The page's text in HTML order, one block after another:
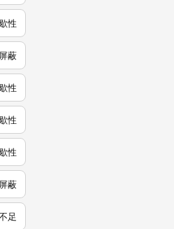
性
蔽
性
性
性
蔽
足